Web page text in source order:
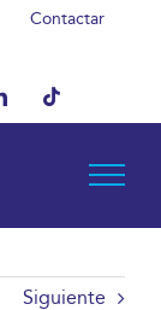
Contactar
LinkedInTiktok
Siguiente